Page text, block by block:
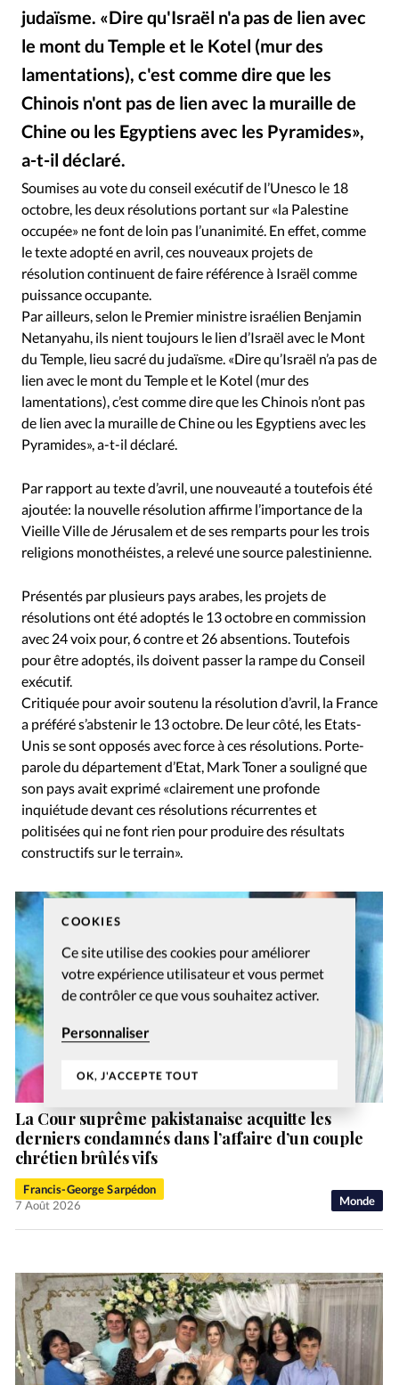
COOKIES
Ce site utilise des cookies pour améliorer
votre expérience utilisateur et vous permet
de contrôler ce que vous souhaitez activer.
Personnaliser
OK, J'ACCEPTE TOUT
judaïsme. «Dire qu'Israël n'a pas de lien avec
le mont du Temple et le Kotel (mur des
lamentations), c'est comme dire que les
Chinois n'ont pas de lien avec la muraille de
Chine ou les Egyptiens avec les Pyramides»,
a-t-il déclaré.
Soumises au vote du conseil exécutif de l’Unesco le 18
octobre, les deux résolutions portant sur «la Palestine
occupée» ne font de loin pas l’unanimité. En effet, comme
le texte adopté en avril, ces nouveaux projets de
résolution continuent de faire référence à Israël comme
puissance occupante.
Par ailleurs, selon le Premier ministre israélien Benjamin
Netanyahu, ils nient toujours le lien d’Israël avec le Mont
du Temple, lieu sacré du judaïsme. «Dire qu’Israël n’a pas de
lien avec le mont du Temple et le Kotel (mur des
lamentations), c’est comme dire que les Chinois n’ont pas
de lien avec la muraille de Chine ou les Egyptiens avec les
Pyramides», a-t-il déclaré.
Par rapport au texte d’avril, une nouveauté a toutefois été
ajoutée: la nouvelle résolution affirme l’importance de la
Vieille Ville de Jérusalem et de ses remparts pour les trois
religions monothéistes, a relevé une source palestinienne.
Présentés par plusieurs pays arabes, les projets de
résolutions ont été adoptés le 13 octobre en commission
avec 24 voix pour, 6 contre et 26 absentions. Toutefois
pour être adoptés, ils doivent passer la rampe du Conseil
exécutif.
Critiquée pour avoir soutenu la résolution d’avril, la France
a préféré s’abstenir le 13 octobre. De leur côté, les Etats-
Unis se sont opposés avec force à ces résolutions. Porte-
parole du département d’Etat, Mark Toner a souligné que
son pays avait exprimé «clairement une profonde
inquiétude devant ces résolutions récurrentes et
politisées qui ne font rien pour produire des résultats
constructifs sur le terrain».
Monde
La Cour suprême pakistanaise acquitte les
derniers condamnés dans l’affaire d’un couple
chrétien brûlés vifs
Francis-George Sarpédon
7 Août 2026